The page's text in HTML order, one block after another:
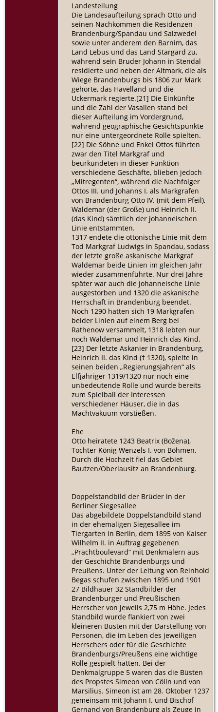
Landesteilung
Die Landesaufteilung sprach Otto und
seinen Nachkommen die Residenzen
Brandenburg/Spandau und Salzwedel
sowie unter anderem den Barnim, das
Land Lebus und das Land Stargard zu,
während sein Bruder Johann in Stendal
residierte und neben der Altmark, die als
Wiege Brandenburgs bis 1806 zur Mark
gehörte, das Havelland und die
Uckermark regierte.[21] Die Einkünfte
und die Zahl der Vasallen stand bei
dieser Aufteilung im Vordergrund,
während geographische Gesichtspunkte
nur eine untergeordnete Rolle spielten.
[22] Die Söhne und Enkel Ottos führten
zwar den Titel Markgraf und
beurkundeten in dieser Funktion
verschiedene Geschäfte, blieben jedoch
„Mitregenten“, während die Nachfolger
Ottos III. und Johanns I. als Markgrafen
von Brandenburg Otto IV. (mit dem Pfeil),
Waldemar (der Große) und Heinrich II.
(das Kind) sämtlich der johanneischen
Linie entstammten.
1317 endete die ottonische Linie mit dem
Tod Markgraf Ludwigs in Spandau, sodass
der letzte große askanische Markgraf
Waldemar beide Linien im gleichen Jahr
wieder zusammenführte. Nur drei Jahre
später war auch die johanneische Linie
ausgestorben und 1320 die askanische
Herrschaft in Brandenburg beendet.
Noch 1290 hatten sich 19 Markgrafen
beider Linien auf einem Berg bei
Rathenow versammelt, 1318 lebten nur
noch Waldemar und Heinrich das Kind.
[23] Der letzte Askanier in Brandenburg,
Heinrich II. das Kind († 1320), spielte in
seinen beiden „Regierungsjahren“ als
Elfjähriger 1319/1320 nur noch eine
unbedeutende Rolle und wurde bereits
zum Spielball der Interessen
verschiedener Häuser, die in das
Machtvakuum vorstießen.
Ehe
Otto heiratete 1243 Beatrix (Božena),
Tochter König Wenzels I. von Böhmen.
Durch die Hochzeit fiel das Gebiet
Bautzen/Oberlausitz an Brandenburg.
Doppelstandbild der Brüder in der
Berliner Siegesallee
Das abgebildete Doppelstandbild stand
in der ehemaligen Siegesallee im
Tiergarten in Berlin, dem 1895 von Kaiser
Wilhelm II. in Auftrag gegebenen
„Prachtboulevard“ mit Denkmälern aus
der Geschichte Brandenburgs und
Preußens. Unter der Leitung von Reinhold
Begas schufen zwischen 1895 und 1901
27 Bildhauer 32 Standbilder der
Brandenburger und Preußischen
Herrscher von jeweils 2,75 m Höhe. Jedes
Standbild wurde flankiert von zwei
kleineren Büsten mit der Darstellung von
Personen, die im Leben des jeweiligen
Herrschers oder für die Geschichte
Brandenburgs/Preußens eine wichtige
Rolle gespielt hatten. Bei der
Denkmalgruppe 5 waren das die Büsten
des Propstes Simeon von Cölln und von
Marsilius. Simeon ist am 28. Oktober 1237
gemeinsam mit Johann I. und Bischof
Gernand von Brandenburg als Zeuge in